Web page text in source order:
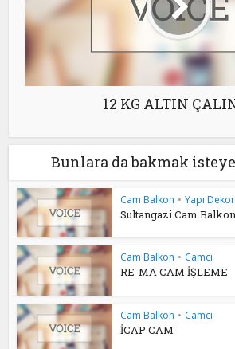
12 KG ALTIN
Bunlara da bakmak
Cam Balkon • Yapı
Sultangazi Cam Balkon
Cam Balkon • Camcı
RE-MA CAM İŞLEME
Cam Balkon • Camcı
İCAP CAM